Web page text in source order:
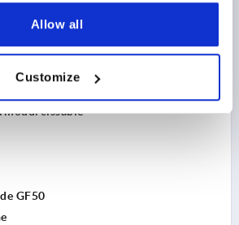
Allow all
Customize
de billes de verre.
de manutention dans les
:
GF50